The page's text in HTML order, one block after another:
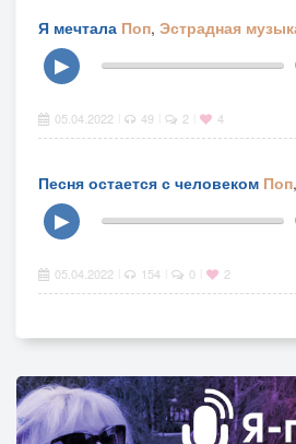
Я мечтала Поп, Эстрадная
▶
05.04.2022 49 2 4
Песня остается с человеком Поп,
▶
05.04.2022 154 0 2